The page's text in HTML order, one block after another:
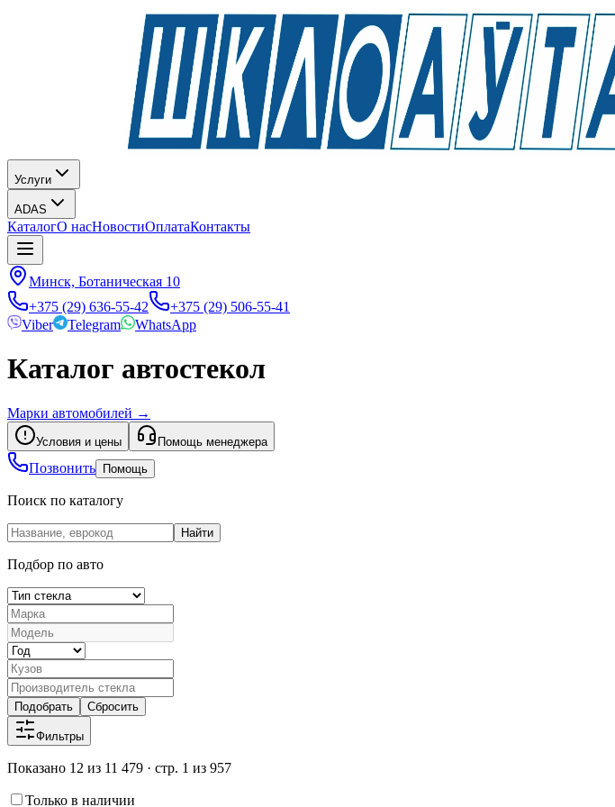
Услуги
ADAS
КаталогО насНовостиОплатаКонтакты
Минск, Ботаническая 10
+375 (29) 636-55-42
+375 (29) 506-55-41
Viber
Telegram WhatsApp
Каталог автостекол
Марки автомобилей →
Условия и цены Помощь менеджера
Позвонить Помощь
Поиск по каталогу
Найти
Подбор по авто
Подобрать Сбросить
Фильтры
Показано 12 из 11 479 · стр. 1 из 957
Только в наличии